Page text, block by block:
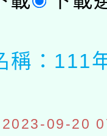
稱：111
2023-09-20